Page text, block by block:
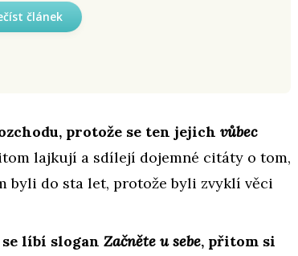
článek
protože se ten jejich vůbec
lajkují a sdílejí dojemné citáty o tom,
byli do sta let, protože byli zvyklí věci
líbí slogan Začněte u sebe, přitom si